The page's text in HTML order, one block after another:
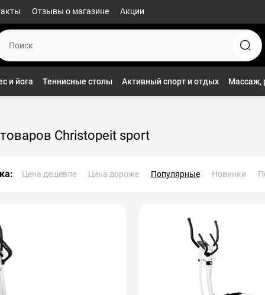
Отзывы о магазине Акции
и йога Теннисные столы Активный спорт и отдых Массаж,
Christopeit sport
Цена дешевле Цена дороже Популярные Новинки